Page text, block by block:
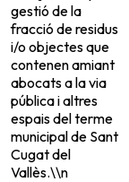
gestió de la
fracció de residus
i/o objectes que
contenen amiant
abocats a la via
pública i altres
espais del terme
municipal de Sant
Cugat del
Vallès.\\n